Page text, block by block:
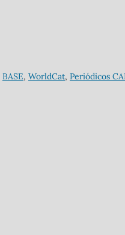
BASE, WorldCat, Periódicos